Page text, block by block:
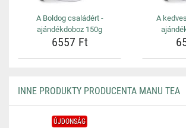
A Boldog családért -
ajándékdoboz 150g
6557 Ft
A
INNE PRODUKTY PRODUCENTA MANU TEA
ÚJDONSÁG